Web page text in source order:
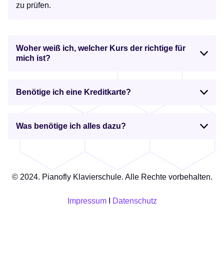
zu prüfen.
Woher weiß ich, welcher Kurs der richtige für
mich ist?
Benötige ich eine Kreditkarte?
Was benötige ich alles dazu?
© 2024. Pianofly Klavierschule. Alle Rechte vorbehalten.
ImpressumI Datenschutz